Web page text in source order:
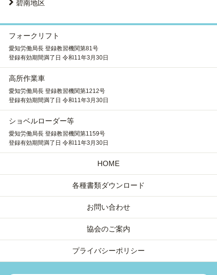
碧南地区
フォークリフト
愛知労働局長 登録教習機関第81号
登録有効期間満了日 令和11年3月30日
高所作業車
愛知労働局長 登録教習機関第1212号
登録有効期間満了日 令和11年3月30日
ショベルローダー等
愛知労働局長 登録教習機関第1159号
登録有効期間満了日 令和11年3月30日
HOME
各種書類ダウンロード
お問い合わせ
協会のご案内
プライバシーポリシー